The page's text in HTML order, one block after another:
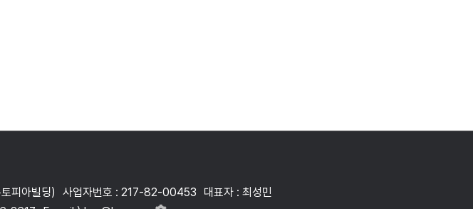
피아빌딩)
사업자번호 : 217-82-00453
대표자 : 최성민